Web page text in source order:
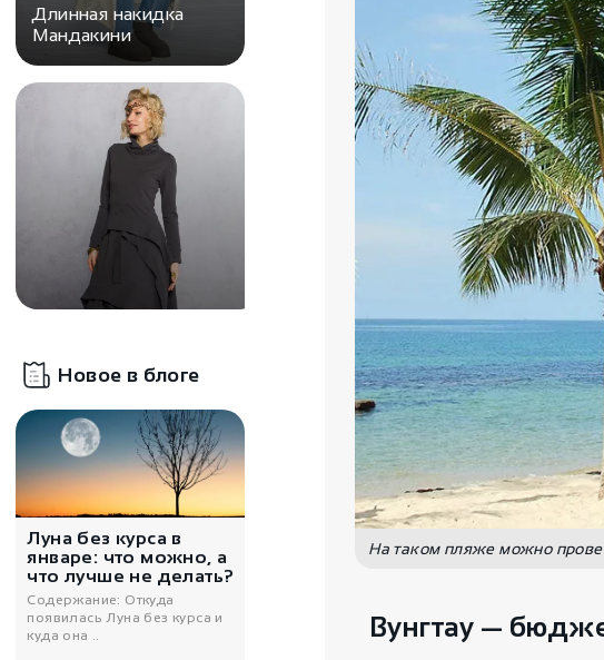
Длинная накидка
Мандакини
Свободное серое
Новое в блоге
Луна без курса в
январе: что можно, а
что лучше не делать?
Содержание: Откуда
появилась Луна без курса и
куда она ..
На таком пляже можно
Вунгтау —